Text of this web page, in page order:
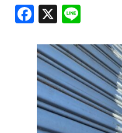
F
e
b
o
ok
X